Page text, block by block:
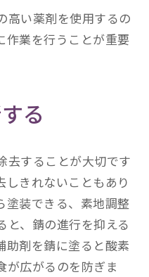
高い薬剤を使用するの
作業を行うことが重要
る
去することが大切です
しきれないこともあり
塗装できる、素地調整
と、錆の進行を抑える
助剤を錆に塗ると酸素
が広がるのを防ぎま